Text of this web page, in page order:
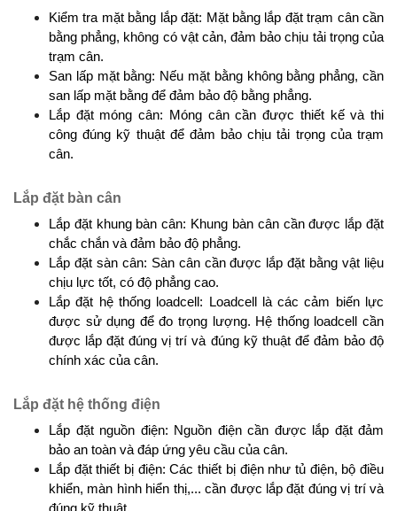
Kiểm tra mặt bằng lắp đặt: Mặt bằng lắp đặt trạm cân cần
bằng phẳng, không có vật cản, đảm bảo chịu tải trọng của
trạm cân.
San lấp mặt bằng: Nếu mặt bằng không bằng phẳng, cần
san lấp mặt bằng để đảm bảo độ bằng phẳng.
Lắp đặt móng cân: Móng cân cần được thiết kế và thi
công đúng kỹ thuật để đảm bảo chịu tải trọng của trạm
cân.
Lắp đặt bàn cân
Lắp đặt khung bàn cân: Khung bàn cân cần được lắp đặt
chắc chắn và đảm bảo độ phẳng.
Lắp đặt sàn cân: Sàn cân cần được lắp đặt bằng vật liệu
chịu lực tốt, có độ phẳng cao.
Lắp đặt hệ thống loadcell: Loadcell là các cảm biến lực
được sử dụng để đo trọng lượng. Hệ thống loadcell cần
được lắp đặt đúng vị trí và đúng kỹ thuật để đảm bảo độ
chính xác của cân.
Lắp đặt hệ thống điện
Lắp đặt nguồn điện: Nguồn điện cần được lắp đặt đảm
bảo an toàn và đáp ứng yêu cầu của cân.
Lắp đặt thiết bị điện: Các thiết bị điện như tủ điện, bộ điều
khiển, màn hình hiển thị,... cần được lắp đặt đúng vị trí và